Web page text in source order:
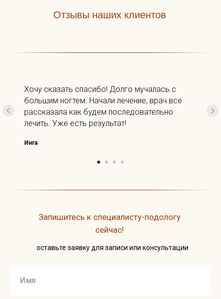
Отзывы наших клиентов
Хочу сказать спасибо! Долго мучалась с
большим ногтем. Начали лечение, врач все
рассказала как будем последовательно
лечить. Уже есть результат!
Инга
Запишитесь к специалисту-подологу
сейчас!
оставьте заявку для записи или консультации